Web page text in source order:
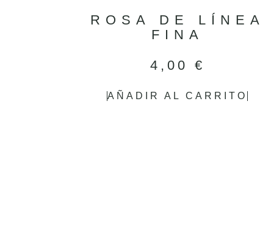
ROSA DE LÍNEA
FINA
4,00 €
AÑADIR AL CARRITO